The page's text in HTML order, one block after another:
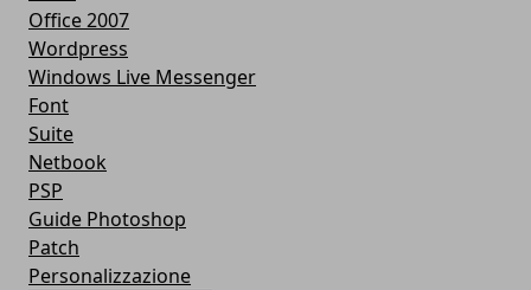
Office 2007
Wordpress
Windows Live Messenger
Font
Suite
Netbook
PSP
Guide Photoshop
Patch
Personalizzazione